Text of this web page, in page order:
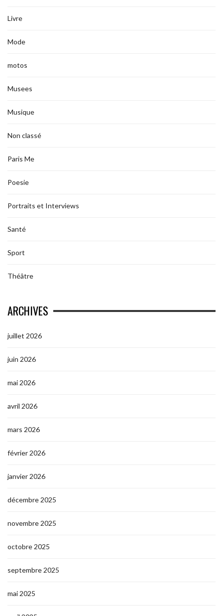
Livre
Mode
motos
Musees
Musique
Non classé
Paris Me
Poesie
Portraits et Interviews
Santé
Sport
Théâtre
ARCHIVES
juillet 2026
juin 2026
mai 2026
avril 2026
mars 2026
février 2026
janvier 2026
décembre 2025
novembre 2025
octobre 2025
septembre 2025
mai 2025